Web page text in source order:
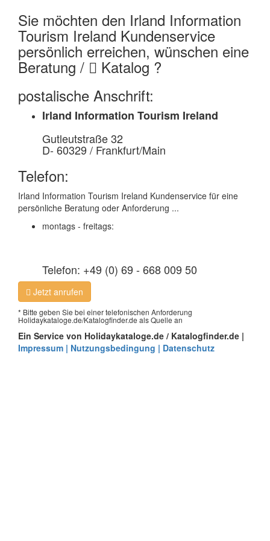
Sie möchten den Irland Information
Tourism Ireland Kundenservice
persönlich erreichen, wünschen eine
Beratung /
Katalog ?
postalische Anschrift:
Irland Information Tourism Ireland
Gutleutstraße 32
D- 60329 / Frankfurt/Main
Telefon:
Irland Information Tourism Ireland Kundenservice für eine
persönliche Beratung oder Anforderung ...
montags - freitags:
Telefon: +49 (0) 69 - 668 009 50
Jetzt anrufen
* Bitte geben Sie bei einer telefonischen Anforderung
Holidaykataloge.de/Katalogfinder.de als Quelle an
Ein Service von Holidaykataloge.de / Katalogfinder.de |
Impressum | Nutzungsbedingung | Datenschutz